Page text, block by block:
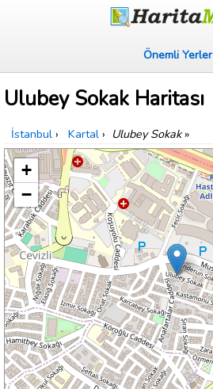
Önemli Yerler
Ulubey Sokak Haritası
İstanbul › Kartal › Ulubey Sokak»
+
−